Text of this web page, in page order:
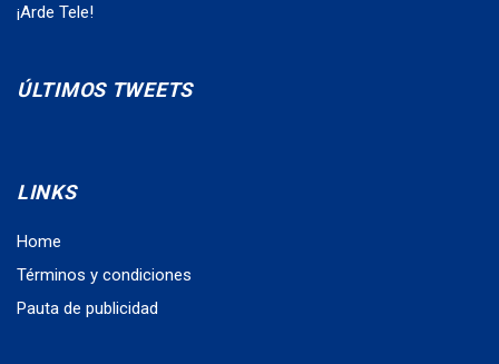
¡Arde Tele!
ÚLTIMOS TWEETS
LINKS
Home
Términos y condiciones
Pauta de publicidad